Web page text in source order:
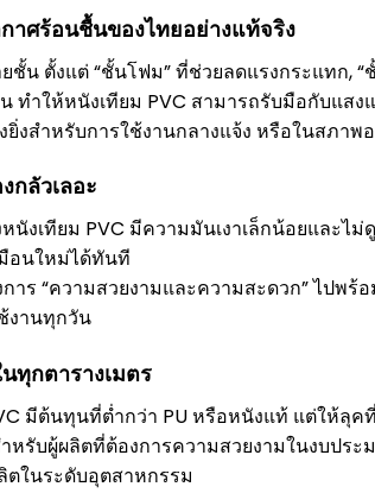
าศร้อนชื้นของไทยอย่างแท้จริง
ชั้น ตั้งแต่ “ชั้นโฟม” ที่ช่วยลดแรงกระแทก, “
ทำให้หนังเทียม PVC สามารถรับมือกับแส
ยิ่งสำหรับการใช้งานกลางแจ้ง หรือในสภา
กลัวเลอะ
นังเทียม PVC มีความมันเงาเล็กน้อยและไ
อนใหม่ได้ทันที
าร “ความสวยงามและความสะดวก” ไปพร้
งานทุกวัน
ทุกตารางเมตร
มีต้นทุนที่ต่ำกว่า PU หรือหนังแท้ แต่ให้ลุค
รับผู้ผลิตที่ต้องการความสวยงามในงบปร
ในระดับอุตสาหกรรม